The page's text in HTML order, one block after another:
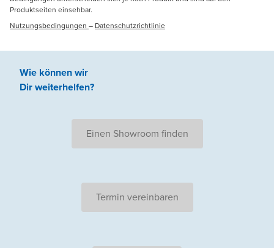
Produktseiten einsehbar.
Nutzungsbedingungen – Datenschutzrichtlinie
Wie können wir
Dir weiterhelfen?
Einen Showroom finden
Termin vereinbaren